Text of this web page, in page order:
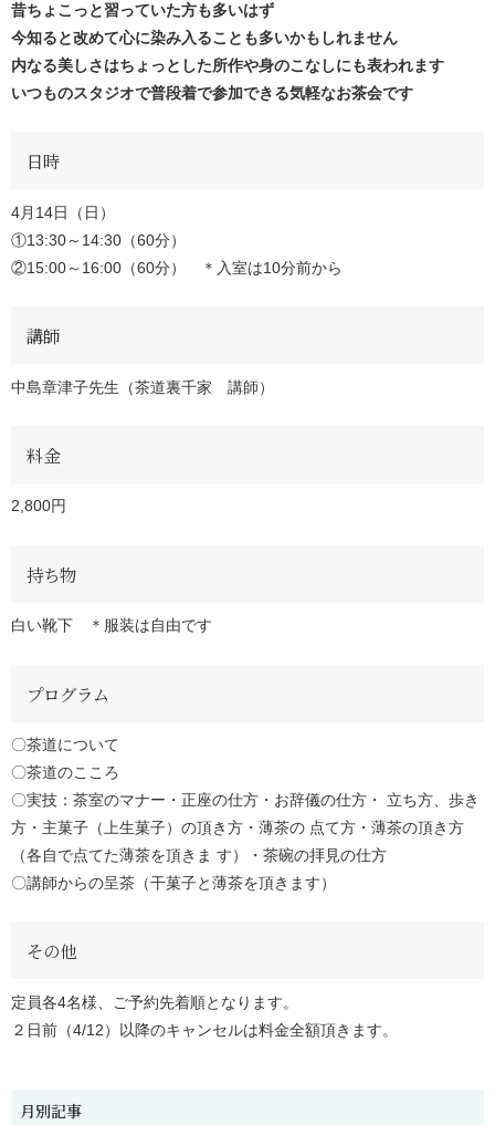
昔ちょこっと習っていた方も多いはず
今知ると改めて心に染み入ることも多いかもしれません
内なる美しさはちょっとした所作や身のこなしにも表われます
いつものスタジオで普段着で参加できる気軽なお茶会です
日時
4月14日（日）
①13:30～14:30（60分）
②15:00～16:00（60分） ＊入室は10分前から
講師
中島章津子先生（茶道裏千家 講師）
料金
2,800円
持ち物
白い靴下 ＊服装は自由です
プログラム
〇茶道について
〇茶道のこころ
〇実技：茶室のマナー・正座の仕方・お辞儀の仕方・ 立ち方、歩き
方・主菓子（上生菓子）の頂き方・薄茶の 点て方・薄茶の頂き方
（各自で点てた薄茶を頂きま す）・茶碗の拝見の仕方
〇講師からの呈茶（干菓子と薄茶を頂きます）
その他
定員各4名様、ご予約先着順となります。
２日前（4/12）以降のキャンセルは料金全額頂きます。
月別記事